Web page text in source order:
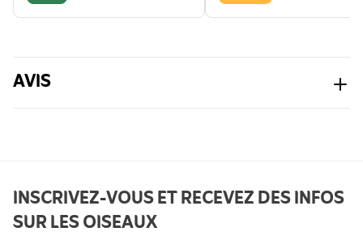
AVIS
INSCRIVEZ-VOUS ET RECEVEZ DES INFOS
SUR LES OISEAUX